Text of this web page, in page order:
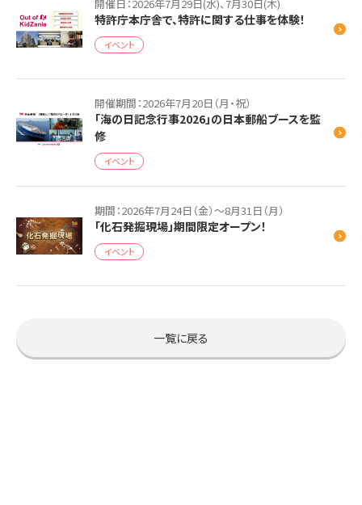
開催日：2026年7月29日(水)、7月30日(木)
特許庁本庁舎で、特許に関する仕事を体験！
イベント
開催期間：2026年7月20日（月・祝）
「海の日記念行事2026」の日本郵船ブースを監
修
イベント
期間：2026年7月24日（金）～8月31日（月）
「化石発掘現場」期間限定オープン！
イベント
一覧に戻る